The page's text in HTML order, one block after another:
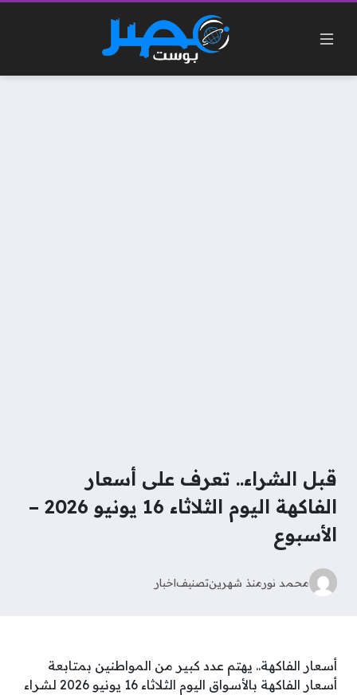
قبل الشراء.. تعرف على أسعار
الفاكهة اليوم الثلاثاء 16 يونيو 2026 –
الأسبوع
محمد نورمنذ شهرينتصنيفاخبار
أسعار الفاكهة.. يهتم عدد كبير من المواطنين بمتابعة
أسعار الفاكهة بالأسواق اليوم الثلاثاء 16 يونيو 2026 لشراء